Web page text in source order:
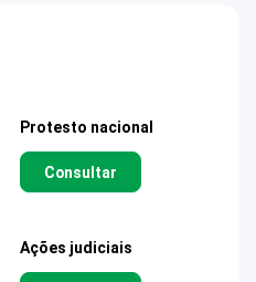
Protesto nacional
Consultar
Ações judiciais